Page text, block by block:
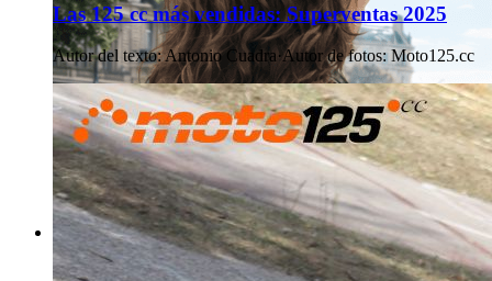
Las 125 cc más vendidas: Superventas 2025
Autor del texto:Antonio Cuadra·Autor de fotos: Moto125.cc